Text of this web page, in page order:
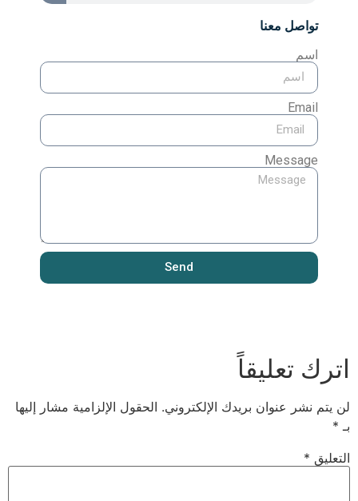
تواصل معنا
اسم
Email
Message
Send
اترك تعليقاً
لن يتم نشر عنوان بريدك الإلكتروني. الحقول الإلزامية مشار إليها
بـ *
التعليق *